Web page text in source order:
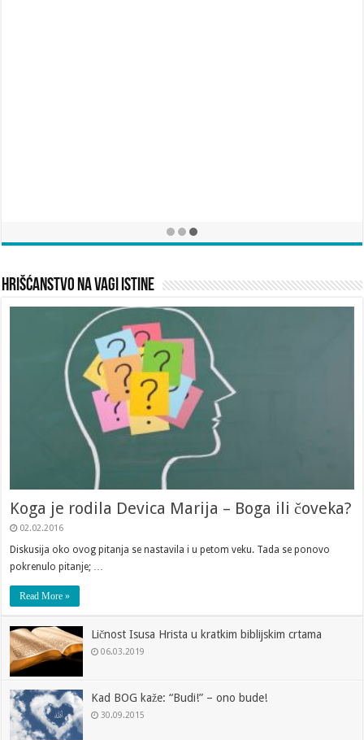
Hrišćanstvo na vagi istine
Koga je rodila Devica Marija – Boga ili čoveka?
02.02.2016
Diskusija oko ovog pitanja se nastavila i u petom veku. Tada se ponovo
pokrenulo pitanje; …
Read More »
Ličnost Isusa Hrista u kratkim biblijskim crtama
06.03.2019
Kad BOG kaže: “Budi!” – ono bude!
30.09.2015